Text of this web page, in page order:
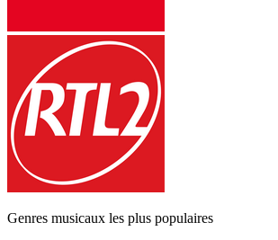
Genres musicaux les plus populaires